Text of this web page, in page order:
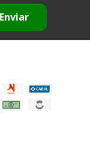
Enviar